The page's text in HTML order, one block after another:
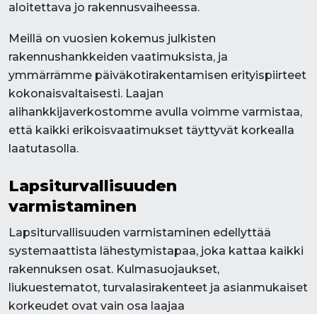
aloitettava jo rakennusvaiheessa.
Meillä on vuosien kokemus julkisten
rakennushankkeiden vaatimuksista, ja
ymmärrämme päiväkotirakentamisen erityispiirteet
kokonaisvaltaisesti. Laajan
alihankkijaverkostomme avulla voimme varmistaa,
että kaikki erikoisvaatimukset täyttyvät korkealla
laatutasolla.
Lapsiturvallisuuden
varmistaminen
Lapsiturvallisuuden varmistaminen edellyttää
systemaattista lähestymistapaa, joka kattaa kaikki
rakennuksen osat. Kulmasuojaukset,
liukuestematot, turvalasirakenteet ja asianmukaiset
korkeudet ovat vain osa laajaa